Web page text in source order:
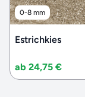
0-8 mm
Estrichkies
ab 24,75 €